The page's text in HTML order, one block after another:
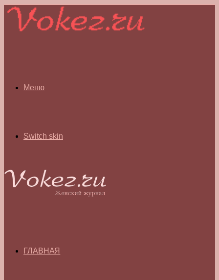
Меню
Switch skin
ГЛАВНАЯ